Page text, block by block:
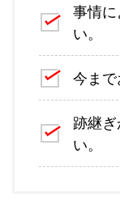
事情
い。
今まで
跡継
い。